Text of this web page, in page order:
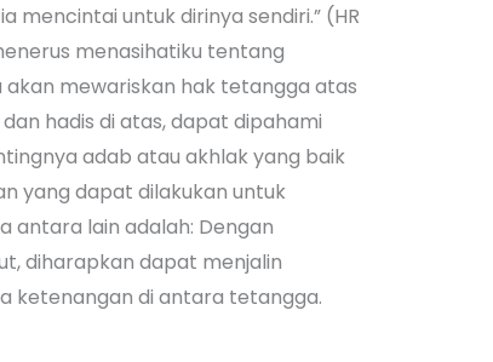
untuk dirinya sendiri.” (HR
menasihatiku tentang
mewariskan hak tetangga atas
hadis di atas, dapat dipahami
adab atau akhlak yang baik
yang dapat dilakukan untuk
antara lain adalah: Dengan
diharapkan dapat menjalin
ketenangan di antara tetangga.